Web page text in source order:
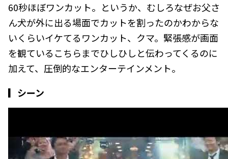
60秒ほぼワンカット。というか、むしろなぜお父さ
ん犬が外に出る場面でカットを割ったのかわからな
いくらいイケてるワンカット、クマ。緊張感が画面
を観ているこちらまでひしひしと伝わってくるのに
加えて、圧倒的なエンターテインメント。
▎シーン